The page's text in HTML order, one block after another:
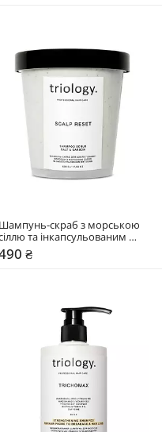
Шампунь-скраб з морською
та інкапсульованим
вугіллям Triology. Scalp reset
₴